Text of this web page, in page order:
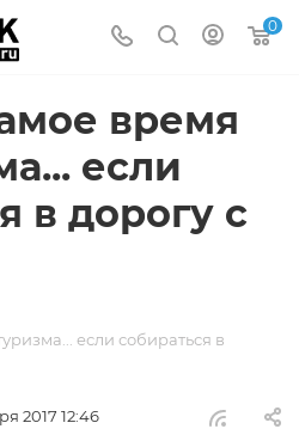
0
время
если
в дорогу с
если собираться в
2017 12:46